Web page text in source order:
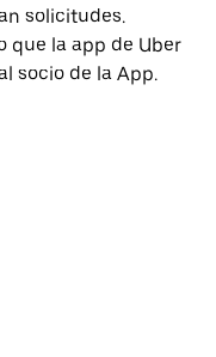
solicitudes.
que la app de Uber
socio de la App.